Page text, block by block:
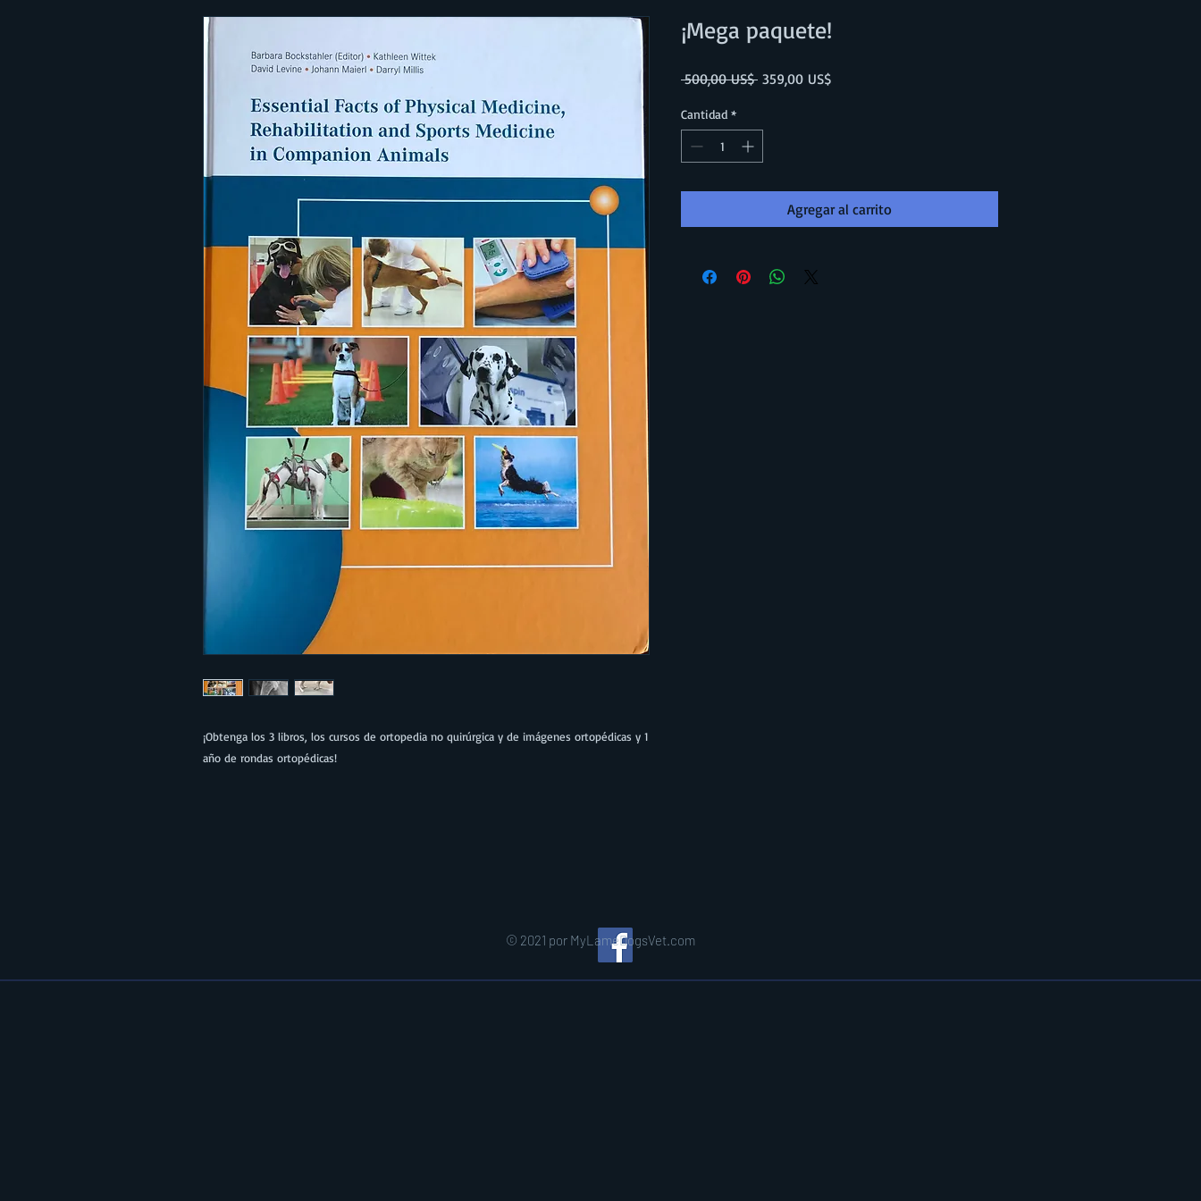
¡Obtenga los 3 libros, los cursos de ortopedia no quirúrgica y de imágenes ortopédicas y 1
año de rondas ortopédicas!
¡Mega paquete!
500,00 US$ Precio
359,00 US$Precio
Cantidad *
Agregar al carrito
© 2021 por MyLameDogsVet.com